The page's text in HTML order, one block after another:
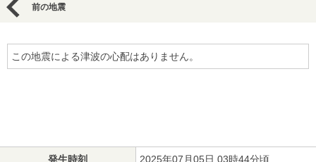
前の地震
この地震による津波の心配はありません。
発生時刻 2025年07月05日 03時44分頃